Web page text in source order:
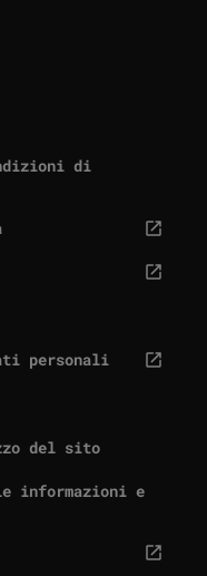
di
personali
del sito
informazioni e